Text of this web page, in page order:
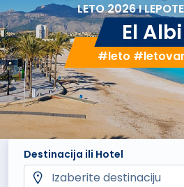
LETO 2026 I
El
#leto
Destinacija ili Hotel